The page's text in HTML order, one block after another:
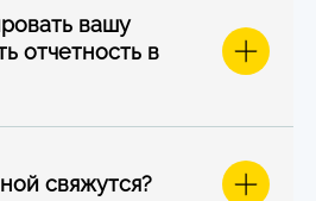
вашу
отчетность в
свяжутся?